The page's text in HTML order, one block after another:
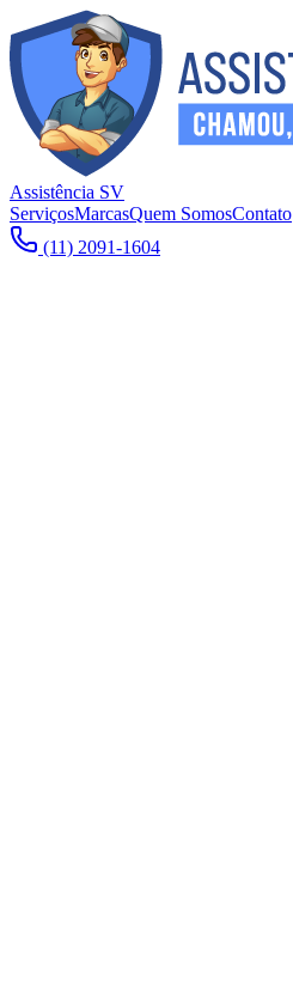
Assistência SV
ServiçosMarcasQuem SomosContato
(11) 2091-1604